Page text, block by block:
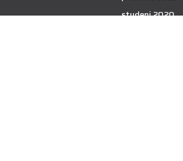
studeni 2020